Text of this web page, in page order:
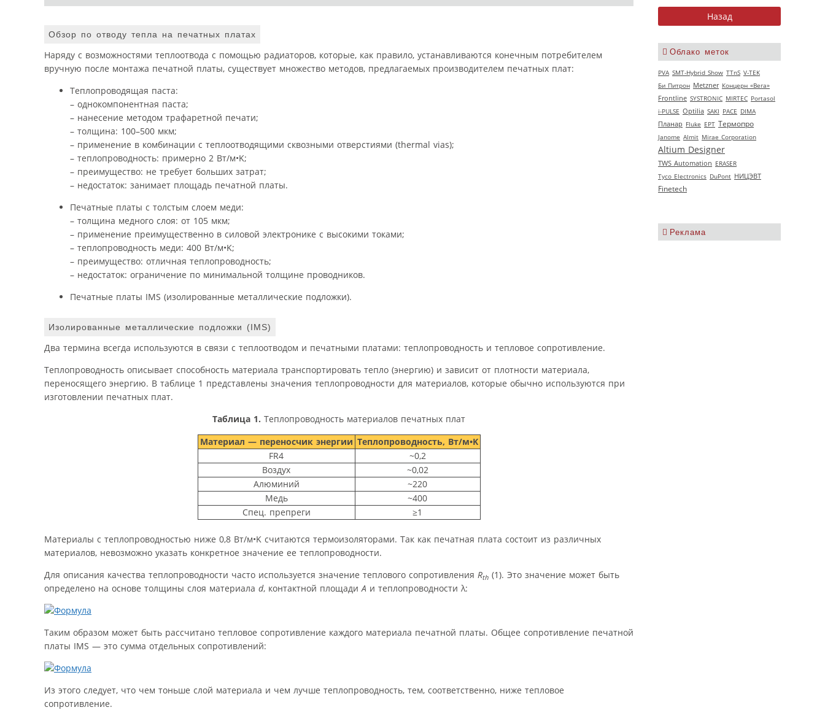
Облако меток
PVA SMT-Hybrid Show TTnS V‑TEK
Би Питрон Metzner Концерн «Вега»
Frontline SYSTRONIC MIRTEC Portasol
i-PULSE Optilia SAKI РАСЕ DIMA
Планар Fluke EPT Термопро
Janome Almit Mirae Corporation
Altium Designer
TWS Automation ERASER
Tyco Electronics DuPont НИЦЭВТ
Finetech
Реклама
Обзор по отводу тепла на печатных платах
Наряду с возможностями теплоотвода с помощью радиаторов, которые, как правило, устанавливаются конечным потребителем
вручную после монтажа печатной платы, существует множество методов, предлагаемых производителем печатных плат:
Теплопроводящая паста:
– однокомпонентная паста;
– нанесение методом трафаретной печати;
– толщина: 100–500 мкм;
– применение в комбинации с теплоотводящими сквозными отверстиями (thermal vias);
– теплопроводность: примерно 2 Вт/м•K;
– преимущество: не требует больших затрат;
– недостаток: занимает площадь печатной платы.
Печатные платы с толстым слоем меди:
– толщина медного слоя: от 105 мкм;
– применение преимущественно в силовой электронике с высокими токами;
– теплопроводность меди: 400 Вт/м•K;
– преимущество: отличная теплопроводность;
– недостаток: ограничение по минимальной толщине проводников.
Печатные платы IMS (изолированные металлические подложки).
Изолированные металлические подложки (IMS)
Два термина всегда используются в связи с теплоотводом и печатными платами: теплопроводность и тепловое сопротивление.
Теплопроводность описывает способность материала транспортировать тепло (энергию) и зависит от плотности материала,
переносящего энергию. В таблице 1 представлены значения теплопроводности для материалов, которые обычно используются при
изготовлении печатных плат.
Таблица 1. Теплопроводность материалов печатных плат
Материал — переносчик энергии Теплопроводность, Вт/м•K
FR4
~0,2
Воздух
~0,02
Алюминий
~220
Медь
~400
Спец. препреги
≥1
Материалы с теплопроводностью ниже 0,8 Вт/м•K считаются термоизоляторами. Так как печатная плата состоит из различных
материалов, невозможно указать конкретное значение ее теплопроводности.
Для описания качества теплопроводности часто используется значение теплового сопротивления Rth (1). Это значение может быть
определено на основе толщины слоя материала d, контактной площадиA и теплопроводности λ:
Таким образом может быть рассчитано тепловое сопротивление каждого материала печатной платы. Общее сопротивление печатной
платы IMS — это сумма отдельных сопротивлений:
Из этого следует, что чем тоньше слой материала и чем лучше теплопроводность, тем, соответственно, ниже тепловое
сопротивление.